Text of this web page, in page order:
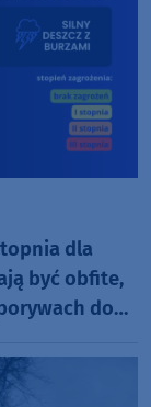
dla
być obfite,
do